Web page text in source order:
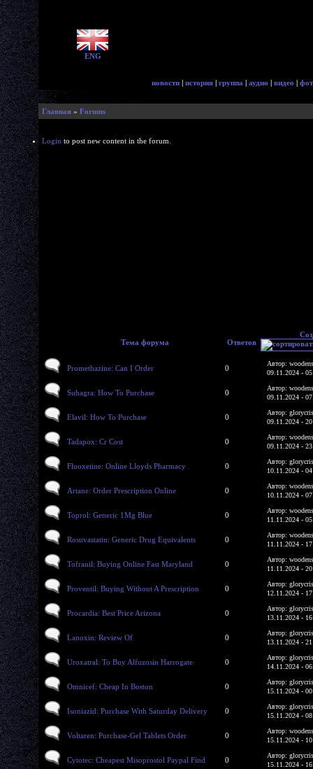
ENG
новости | история | группа | аудио | видео |
Главная » Forums
Login to post new content in the forum.
Тема форума Ответов
Promethazine: Can I Order 0
Автор:
09.11.2024 -
Suhagra: How To Purchase 0
Автор:
09.11.2024 -
Elavil: How To Purchase 0
Автор:
09.11.2024 -
Tadapox: Cr Cost 0
Автор:
09.11.2024 -
Fluoxetine: Online Lloyds Pharmacy 0
Автор:
10.11.2024 -
Artane: Order Prescription Online 0
Автор:
10.11.2024 -
Toprol: Generic 1Mg Blue 0
Автор:
11.11.2024 -
Rosuvastatin: Generic Drug Equivalents 0
Автор:
11.11.2024 -
Tofranil: Buying Online Fast Maryland 0
Автор:
11.11.2024 -
Proventil: Buying Without A Prescription 0
Автор:
12.11.2024 -
Procardia: Best Price Arizona 0
Автор:
13.11.2024 -
Lanoxin: Review Of 0
Автор:
13.11.2024 -
Uroxatral: To Buy Alfuzosin Harrogate 0
Автор:
14.11.2024 -
Omnicef: Cheap In Boston 0
Автор:
15.11.2024 -
Isoniazid: Purchase With Saturday Delivery 0
Автор:
15.11.2024 -
Voltaren: Purchase-Gel Tablets Order 0
Автор:
15.11.2024 -
Cytotec: Cheapest Misoprostol Paypal Find 0
Автор:
15.11.2024 -